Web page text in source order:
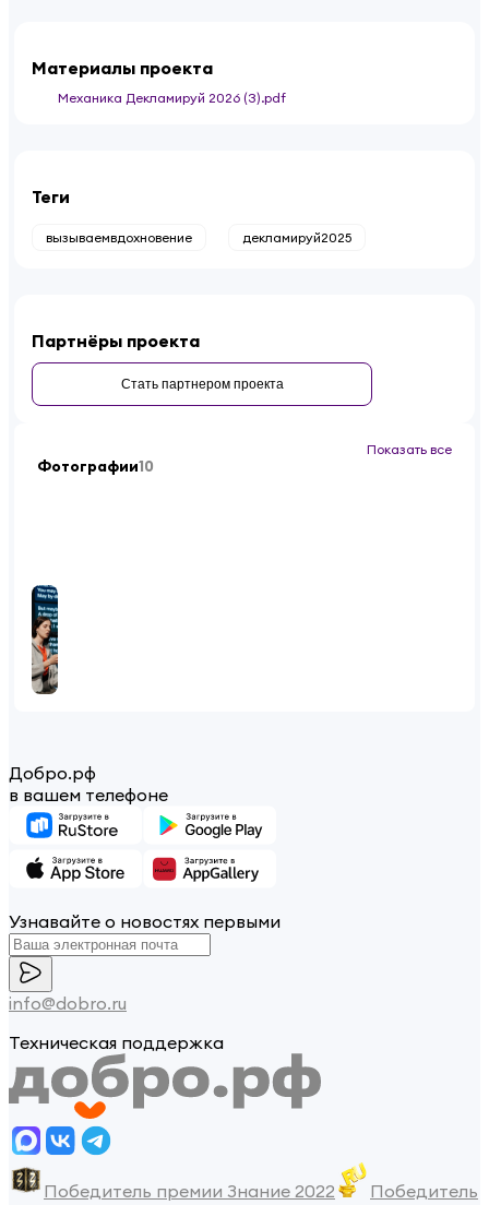
Материалы проекта
Механика Декламируй 2026 (3).pdf
Теги
вызываемвдохновение декламируй2025
Партнёры проекта
Стать партнером проекта
Фотографии10
Показать все
Добро.рф
в вашем телефоне
Узнавайте о новостях первыми
info@dobro.ru
Техническая поддержка
Победитель премии Знание 2022
Победитель